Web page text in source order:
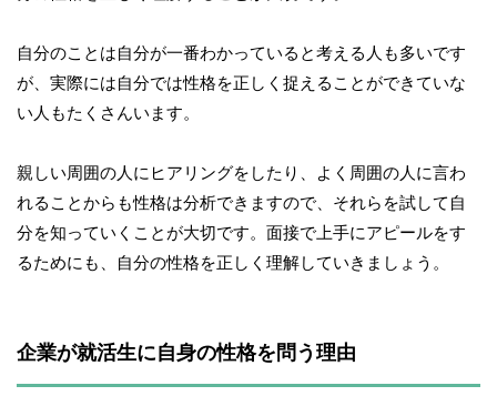
自分のことは自分が一番わかっていると考える人も多いです
が、実際には自分では性格を正しく捉えることができていな
い人もたくさんいます。
親しい周囲の人にヒアリングをしたり、よく周囲の人に言わ
れることからも性格は分析できますので、それらを試して自
分を知っていくことが大切です。面接で上手にアピールをす
るためにも、自分の性格を正しく理解していきましょう。
企業が就活生に自身の性格を問う理由